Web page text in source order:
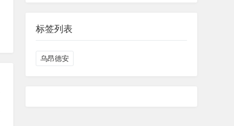
标签列表
乌昂德安